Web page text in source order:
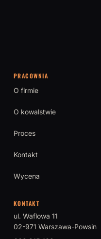
PRACOWNIA
O firmie
O kowalstwie
Proces
Kontakt
Wycena
KONTAKT
ul. Waflowa 11
02-971 Warszawa-Powsin